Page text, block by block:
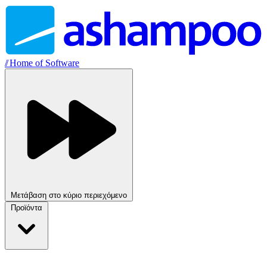
//Home of Software
Μετάβαση στο κύριο περιεχόμενο
Προϊόντα